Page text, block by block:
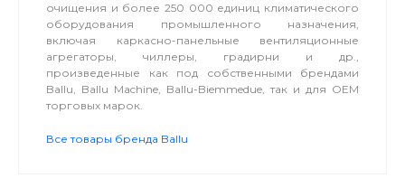
очищения и более 250 000 единиц климатического
оборудования промышленного назначения,
включая каркасно-панельные вентиляционные
агрегаторы, чиллеры, градирни и др.,
произведенные как под собственными брендами
Ballu, Ballu Machine, Ballu-Biemmedue, так и для OEM
торговых марок.
Все товары бренда Ballu